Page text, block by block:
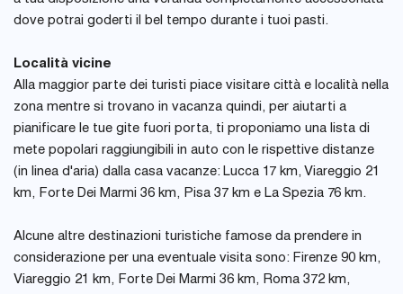
dove potrai goderti il bel tempo durante i tuoi pasti.
Località vicine
Alla maggior parte dei turisti piace visitare città e località nella
zona mentre si trovano in vacanza quindi, per aiutarti a
pianificare le tue gite fuori porta, ti proponiamo una lista di
mete popolari raggiungibili in auto con le rispettive distanze
(in linea d'aria) dalla casa vacanze: Lucca 17 km, Viareggio 21
km, Forte Dei Marmi 36 km, Pisa 37 km e La Spezia 76 km.
Alcune altre destinazioni turistiche famose da prendere in
considerazione per una eventuale visita sono: Firenze 90 km,
Viareggio 21 km, Forte Dei Marmi 36 km, Roma 372 km,